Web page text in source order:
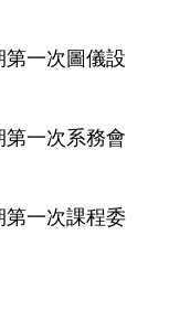
一次圖儀設
一次系務會
一次課程委